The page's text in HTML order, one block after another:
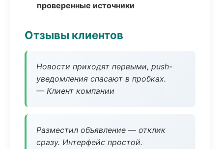
проверенные источники
Отзывы клиентов
Новости приходят первыми, push-
уведомления спасают в пробках.
— Клиент компании
Разместил объявление — отклик
сразу. Интерфейс простой.